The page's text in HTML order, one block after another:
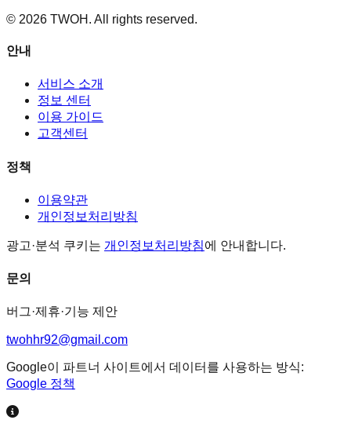
© 2026 TWOH. All rights reserved.
안내
서비스 소개
정보 센터
이용 가이드
고객센터
정책
이용약관
개인정보처리방침
광고·분석 쿠키는 개인정보처리방침에 안내합니다.
문의
버그·제휴·기능 제안
twohhr92@gmail.com
Google이 파트너 사이트에서 데이터를 사용하는 방식:
Google 정책